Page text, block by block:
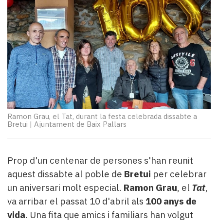
El
temps
Reportatges
Entrevistes
Enquestes
A
escena!
Dis
la
teva!
Subscriptors
La
Pallars
Contingut
patrocinat
més
llegit...
Ramon Grau, el Tat, durant la festa celebrada dissabte a
Bretui | Ajuntament de Baix Pallars
Prop d'un centenar de persones s'han reunit
aquest dissabte al poble de Bretui per celebrar
un aniversari molt especial. Ramon Grau, el Tat,
va arribar el passat 10 d'abril als 100 anys de
vida. Una fita que amics i familiars han volgut